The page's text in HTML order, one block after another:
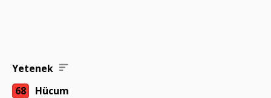
Yetenek
68
Hücum